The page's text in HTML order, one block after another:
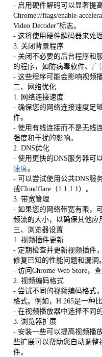
- 启用硬件解码可以显著提
Chrome://flags/enable-
Video Decoder”标志。
- 这将使用硬件解码器来处
3. 关闭背景程序
- 关闭不必要的后台程序和
的程序，如防病毒软件、 广
- 这些程序可能会影响视频
二、网络优化
1. 网络连接速度
- 确保您的网络连接速度足
件。
- 使用有线连接而不是无线
强度和干扰的影响。
2. DNS优化
- 使用更快的DNS服务器可
速度。
- 可以尝试使用公共DNS服
或Cloudflare（1.1.1.1）。
3. 带宽管理
- 如果您的网络带宽有限，
频流的大小，以确保其他应
三、浏览器设置
1. 视频插件更新
- 定期检查并更新视频插件
修复已知的性能问题和漏洞。
- 访问Chrome Web Store，
2. 视频编码格式
- 尝试不同的视频编码格式
格式。例如，H.265是一种
- 在视频播放器中选择不同
3. 浏览器扩展
- 安装一些可以提高视频播
些扩展可以帮助您自动调
件。